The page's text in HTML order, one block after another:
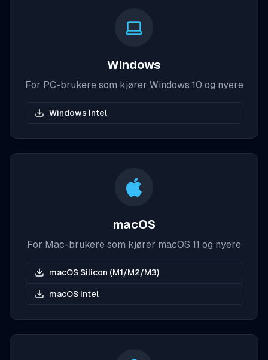
Windows
For PC-brukere som kjører Windows 10 og nyere
Windows Intel
macOS
For Mac-brukere som kjører macOS 11 og nyere
macOS Silicon (M1/M2/M3)
macOS Intel